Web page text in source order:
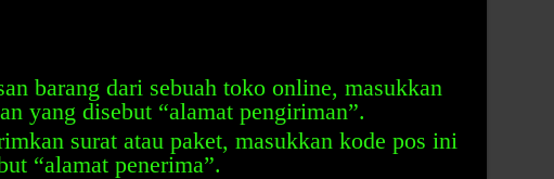
barang dari sebuah toko online, masukkan
yang disebut “alamat pengiriman”.
surat atau paket, masukkan kode pos ini
“alamat penerima”.